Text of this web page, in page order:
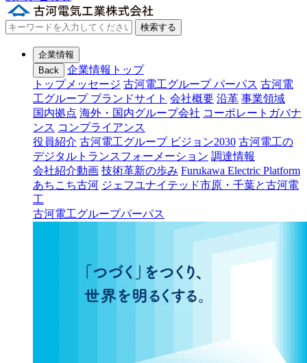
検索する
企業情報
Back
企業情報トップ
トップメッセージ 古河電工グループ パーパス 古河電
工グループ ブランドサイト 会社概要 沿革 事業領域
国内拠点 海外・国内グループ会社 コーポレートガバナ
ンス コンプライアンス
役員紹介 古河電工グループ ビジョン2030 古河電工の
デジタルトランスフォーメーション 調達情報
会社紹介動画 技術革新の歩み Furukawa Electric Platform
あちこち古河 ジェフユナイテッド市原・千葉と古河電
工
古河電工グループパーパス